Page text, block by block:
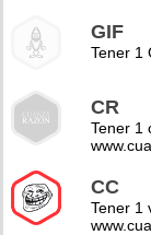
GIF
Tener 1
CR
Tener 1
CC
Tener 1